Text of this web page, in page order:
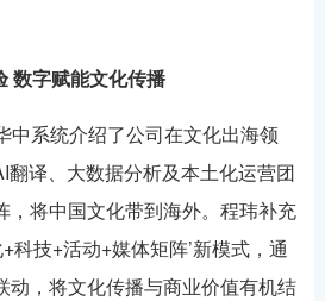
数字赋能文化传播
中系统介绍了公司在文化出海领
翻译、大数据分析及本土化运营团
，将中国文化带到海外。程玮补充
科技+活动+媒体矩阵’新模式，通
动，将文化传播与商业价值有机结